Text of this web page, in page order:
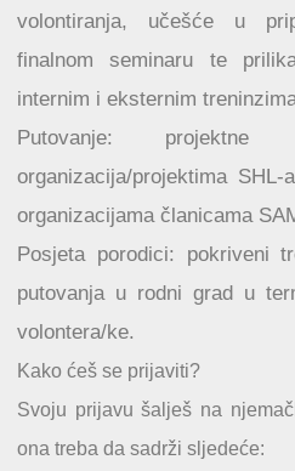
volontiranja, učešće u
finalnom seminaru te
internim i eksternim
Putovanje: projektne
organizacija/projektima
organizacijama članicama
Posjeta porodici: pokriveni
putovanja u rodni grad u
volontera/ke.
Kako ćeš se prijaviti?
Svoju prijavu šalješ na
ona treba da sadrži sljedeće: